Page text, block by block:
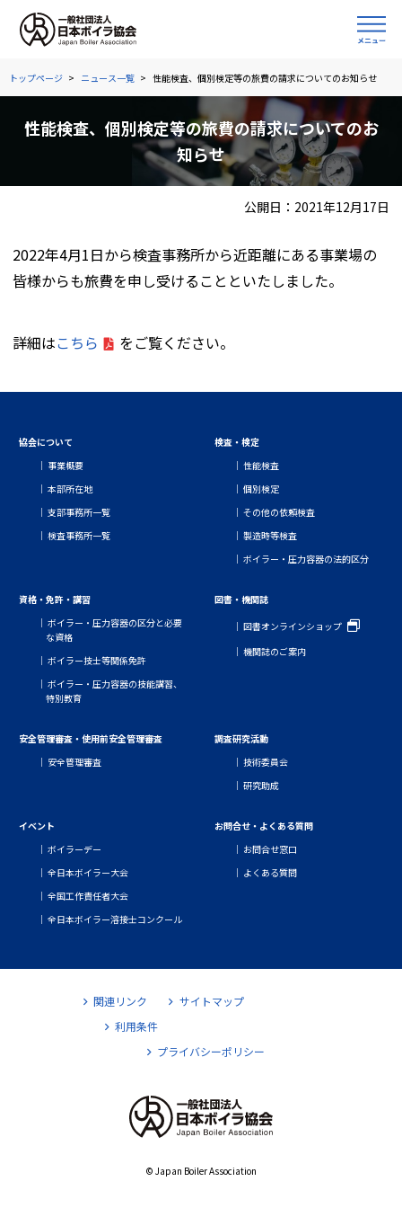
トップページ ニュース一覧 性能検査、個別検定等の旅費の請求についてのお知らせ
性能検査、個別検定等の旅費の請求についてのお
知らせ
公開日：2021年12月17日
2022年4月1日から検査事務所から近距離にある事業場の
皆様からも旅費を申し受けることといたしました。
詳細はこちら をご覧ください。
協会について
事業概要
本部所在地
支部事務所一覧
検査事務所一覧
検査・検定
性能検査
個別検定
その他の依頼検査
製造時等検査
ボイラー・圧力容器の法的区分
資格・免許・講習
ボイラー・圧力容器の区分と必要
な資格
ボイラー技士等関係免許
ボイラー・圧力容器の技能講習、
特別教育
図書・機関誌
図書オンラインショップ
機関誌のご案内
安全管理審査・使用前安全管理審査
安全管理審査
調査研究活動
技術委員会
研究助成
イベント
ボイラーデー
全日本ボイラー大会
全国工作責任者大会
全日本ボイラー溶接士コンクール
お問合せ・よくある質問
お問合せ窓口
よくある質問
関連リンク
サイトマップ
利用条件
プライバシーポリシー
© Japan Boiler Association